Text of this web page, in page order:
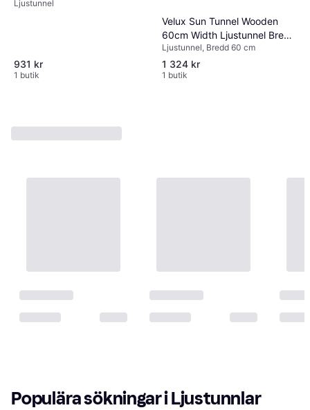
Ljustunnel
Ljustunnel
931 kr
1 butik
Velux Sun Tunnel Wooden
60cm Width Ljustunnel Bredd
60cm
Ljustunnel, Bredd 60 cm
1 324 kr
1 butik
Populära sökningar i Ljustunnlar